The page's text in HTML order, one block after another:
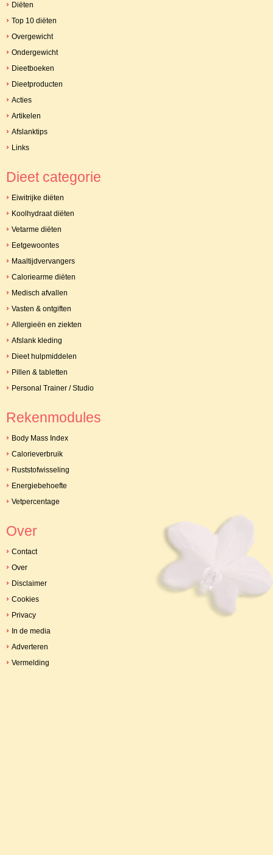
Diëten
Top 10 diëten
Overgewicht
Ondergewicht
Dieetboeken
Dieetproducten
Acties
Artikelen
Afslanktips
Links
Dieet categorie
Eiwitrijke diëten
Koolhydraat diëten
Vetarme diëten
Eetgewoontes
Maaltijdvervangers
Caloriearme diëten
Medisch afvallen
Vasten & ontgiften
Allergieën en ziekten
Afslank kleding
Dieet hulpmiddelen
Pillen & tabletten
Personal Trainer / Studio
Rekenmodules
Body Mass Index
Calorieverbruik
Ruststofwisseling
Energiebehoefte
Vetpercentage
Over
Contact
Over
Disclaimer
Cookies
Privacy
In de media
Adverteren
Vermelding